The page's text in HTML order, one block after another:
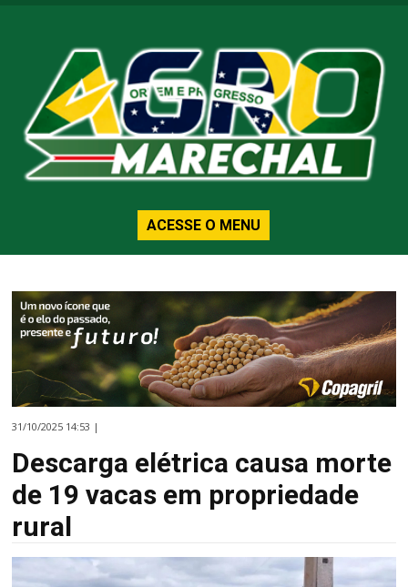
ACESSE O MENU
31/10/2025 14:53 |
Descarga elétrica causa morte
de 19 vacas em propriedade
rural